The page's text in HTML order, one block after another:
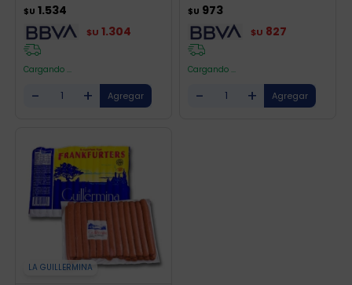
$U 1.534
$U 1.304
Cargando ...
- +
$U 973
$U 827
Cargando ...
- +
LA GUILLERMINA